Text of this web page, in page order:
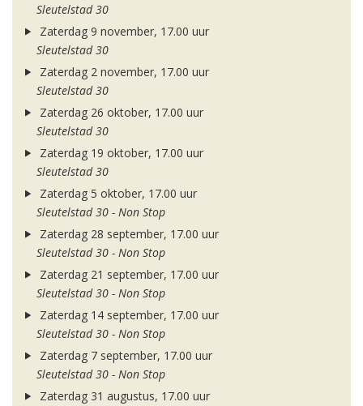
Sleutelstad 30
Zaterdag 9 november, 17.00 uur
Sleutelstad 30
Zaterdag 2 november, 17.00 uur
Sleutelstad 30
Zaterdag 26 oktober, 17.00 uur
Sleutelstad 30
Zaterdag 19 oktober, 17.00 uur
Sleutelstad 30
Zaterdag 5 oktober, 17.00 uur
Sleutelstad 30 - Non Stop
Zaterdag 28 september, 17.00 uur
Sleutelstad 30 - Non Stop
Zaterdag 21 september, 17.00 uur
Sleutelstad 30 - Non Stop
Zaterdag 14 september, 17.00 uur
Sleutelstad 30 - Non Stop
Zaterdag 7 september, 17.00 uur
Sleutelstad 30 - Non Stop
Zaterdag 31 augustus, 17.00 uur